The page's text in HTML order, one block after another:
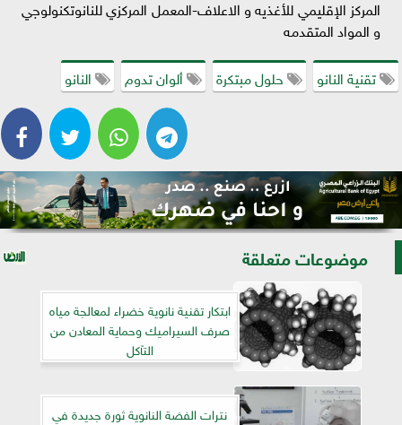
المركز الإقليمي للأغذيه و الاعلاف-المعمل المركزي للنانوتكنولوجي
و المواد المتقدمه
تقنية النانو
حلول مبتكرة ألوان تدوم النانو
موضوعات متعلقة
ابتكار تقنية نانوية خضراء لمعالجة مياه
صرف السيراميك وحماية المعادن من
التآكل
نترات الفضة النانوية ثورة جديدة في